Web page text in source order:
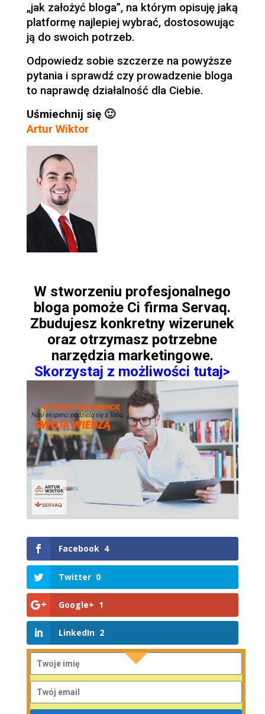
„jak założyć bloga”, na którym opisuję jaką
platformę najlepiej wybrać, dostosowując
ją do swoich potrzeb.
Odpowiedz sobie szczerze na powyższe
pytania i sprawdź czy prowadzenie bloga
to naprawdę działalność dla Ciebie.
Uśmiechnij się 🙂
Artur Wiktor
W stworzeniu profesjonalnego
bloga pomoże Ci firma Servaq.
Zbudujesz konkretny wizerunek
oraz otrzymasz potrzebne
narzędzia marketingowe.
Skorzystaj z możliwości tutaj>
Facebook 4
Twitter 0
Google+ 1
LinkedIn 2